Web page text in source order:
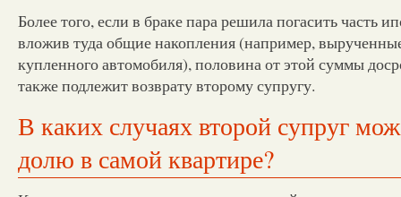
Более того, если в браке пара решила погасить часть
вложив туда общие накопления (например,
купленного автомобиля), половина от этой суммы
также подлежит возврату второму супругу.
В каких случаях второй супруг
долю в самой квартире?